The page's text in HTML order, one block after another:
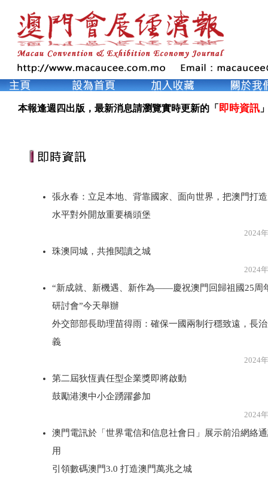
本報逢週四出版，最新消息請瀏覽實時更新的「 即時資訊
張永春：立足本地、背靠國家、面向世界，把澳門打
水平對外開放重要橋頭堡
2024年5月17
珠澳同城，共推閱讀之城
2024年5月17
“新成就、新機遇、新作為——慶祝澳門回歸祖國25周
研討會”今天舉辦
外交部部長助理苗得雨：確保一國兩制行穩致遠，長
義
2024年5月17
第二屆狄恆責任型企業獎即將啟動
鼓勵港澳中小企踴躍參加
2024年5月17
澳門電訊於「世界電信和信息社會日」展示前沿網絡
用
引領數碼澳門3.0 打造澳門萬兆之城